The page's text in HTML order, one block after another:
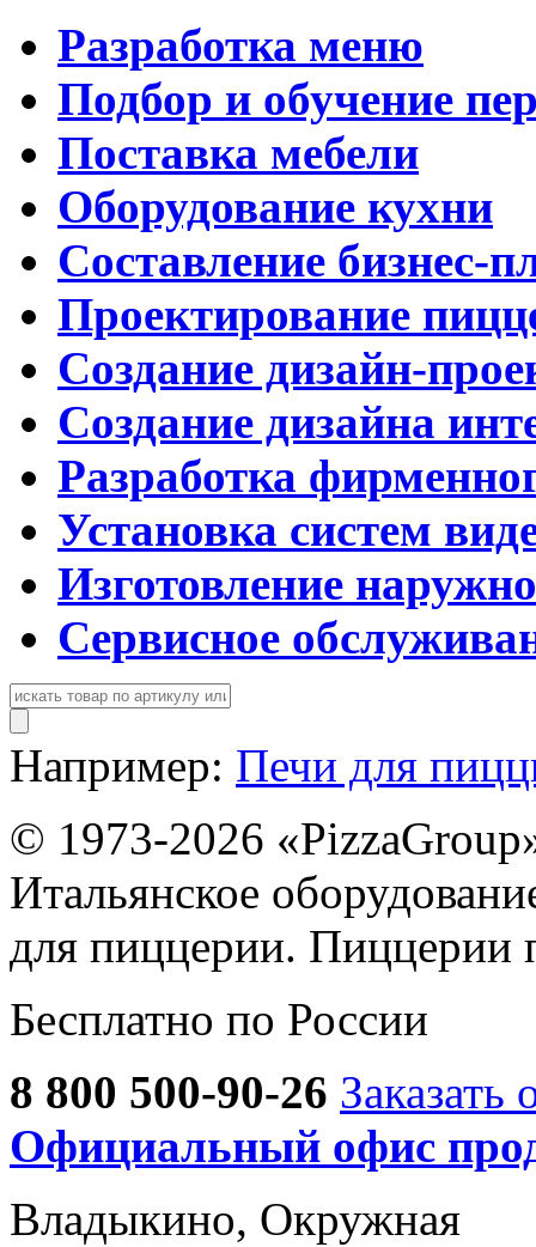
Разработка меню
Подбор и обучение
Поставка мебели
Оборудование кухни
Составление бизнес-
Проектирование
Создание дизайн-
Создание дизайна
Разработка
Установка систем
Изготовление
Сервисное
Например: Печи для
© 1973-2026
Итальянское
для пиццерии. Пиццерии
Бесплатно по России
8 800 500-90-26 Заказать
Официальный офис
Владыкино, Окружная